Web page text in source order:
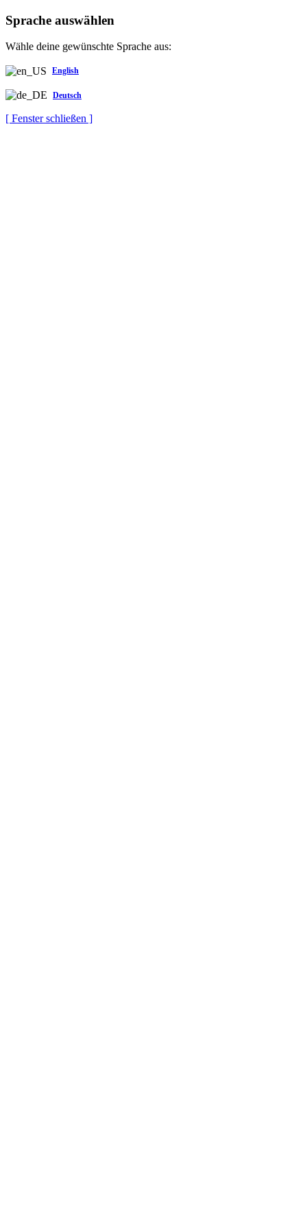
Sprache auswählen
Wähle deine gewünschte Sprache aus:
English
Deutsch
[ Fenster schließen ]